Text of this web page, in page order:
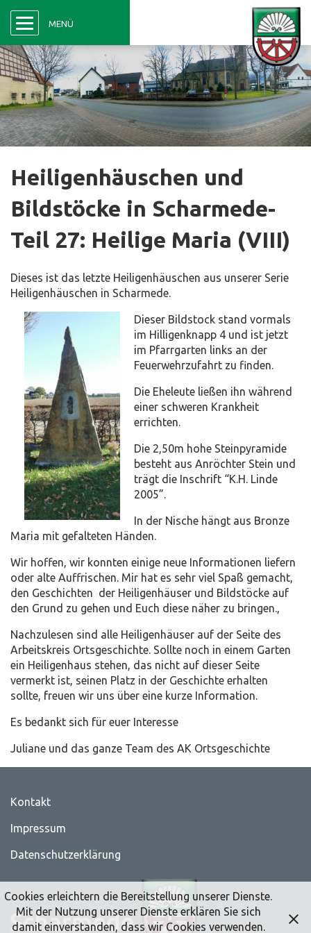
MenüMENÜ
Heiligenhäuschen und
Bildstöcke in Scharmede-
Teil 27: Heilige Maria (VIII)
Dieses ist das letzte Heiligenhäuschen aus unserer Serie
Heiligenhäuschen in Scharmede.
Dieser Bildstock stand vormals
im Hilligenknapp 4 und ist jetzt
im Pfarrgarten links an der
Feuerwehrzufahrt zu finden.
Die Eheleute ließen ihn während
einer schweren Krankheit
errichten.
Die 2,50m hohe Steinpyramide
besteht aus Anröchter Stein und
trägt die Inschrift “K.H. Linde
2005”.
In der Nische hängt aus Bronze
Maria mit gefalteten Händen.
Wir hoffen, wir konnten einige neue Informationen liefern
oder alte Auffrischen. Mir hat es sehr viel Spaß gemacht,
den Geschichten der Heiligenhäuser und Bildstöcke auf
den Grund zu gehen und Euch diese näher zu bringen.,
Nachzulesen sind alle Heiligenhäuser auf der Seite des
Arbeitskreis Ortsgeschichte. Sollte noch in einem Garten
ein Heiligenhaus stehen, das nicht auf dieser Seite
vermerkt ist, seinen Platz in der Geschichte erhalten
sollte, freuen wir uns über eine kurze Information.
Es bedankt sich für euer Interesse
Juliane und das ganze Team des AK Ortsgeschichte
Kontakt
Impressum
Datenschutzerklärung
Cookies erleichtern die Bereitstellung unserer Dienste.
Mit der Nutzung unserer Dienste erklären Sie sich
damit einverstanden, dass wir Cookies verwenden.